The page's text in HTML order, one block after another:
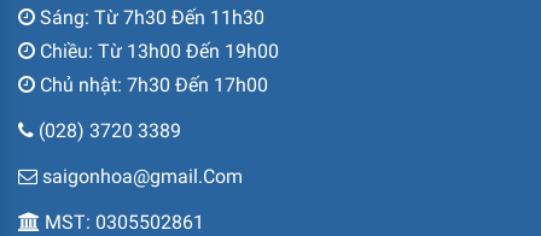
Sáng: Từ 7h30 Đến 11h30
Chiều: Từ 13h00 Đến 19h00
Chủ nhật: 7h30 Đến 17h00
(028) 3720 3389
saigonhoa@gmail.Com
MST: 0305502861